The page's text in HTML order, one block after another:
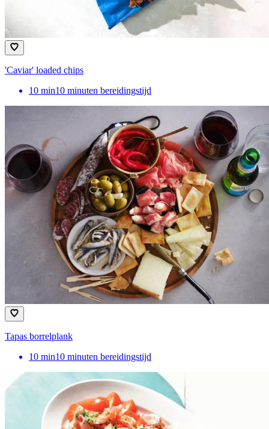
'Caviar' loaded chips
10 min10 minuten bereidingstijd
Tapas borrelplank
10 min10 minuten bereidingstijd